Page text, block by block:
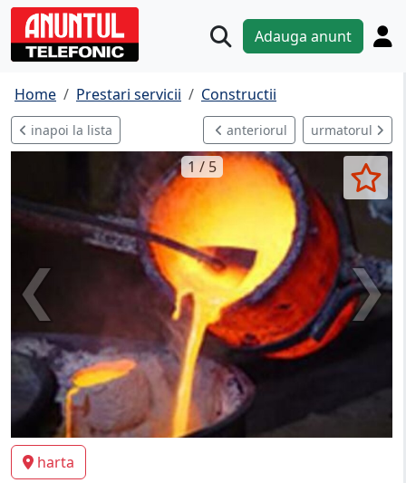
Adauga anunt
Home Prestari servicii Constructii
inapoi la lista anteriorul urmatorul
1 / 5
harta